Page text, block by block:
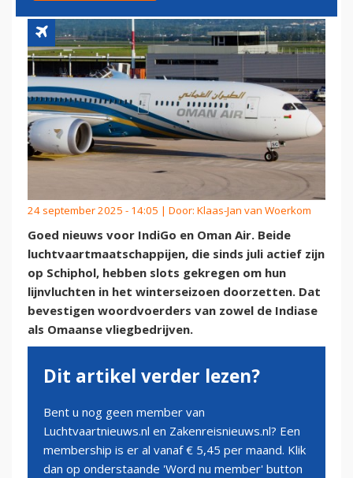
24 september 2025 - 14:05 | Door: Klaas-Jan van Woerkom
Goed nieuws voor IndiGo en Oman Air. Beide
luchtvaartmaatschappijen, die sinds juli actief zijn
op Schiphol, hebben slots gekregen om hun
lijnvluchten in het winterseizoen doorzetten. Dat
bevestigen woordvoerders van zowel de Indiase
als Omaanse vliegbedrijven.
Dit artikel verder lezen?
Bent u nog geen member van
Luchtvaartnieuws.nl en Zakenreisnieuws.nl? Een
membership is er al vanaf € 5,45 per maand. Klik
dan op onderstaande 'Word nu member' button